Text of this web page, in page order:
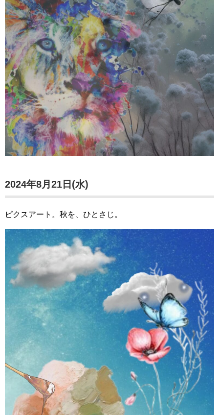
2024年8月21日(水)
ピクスアート。秋を、ひとさじ。